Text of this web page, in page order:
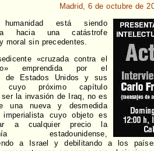
Madrid, 6 de octubre de
está siendo
hacia una catástrofe
moral sin precedentes.
«cruzada contra el
emprendida por el
de Estados Unidos y sus
cuyo próximo capítulo
ser la invasión de Iraq, no es
una nueva y desmedida
imperialista cuyo objeto es
a cualquier precio la
estadounidense,
a Israel y debilitando a los